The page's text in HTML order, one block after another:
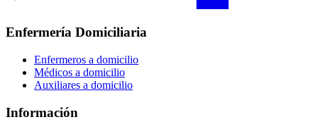
Enfermería Domiciliaria
Enfermeros a domicilio
Médicos a domicilio
Auxiliares a domicilio
Información